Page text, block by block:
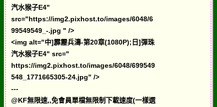
汽水猴子E4"
src="https://img2.pixhost.to/images/6048/6
99549549_-.jpg " />
<img alt="中]霹靂兵濤-第20章(1080P);日]彈珠
汽水猴子E4" src="
https://img2.pixhost.to/images/6048/699549
548_1771665305-24.jpg" />
---
@KF無限速,,免會員單檔無限制下載速度(一樣選